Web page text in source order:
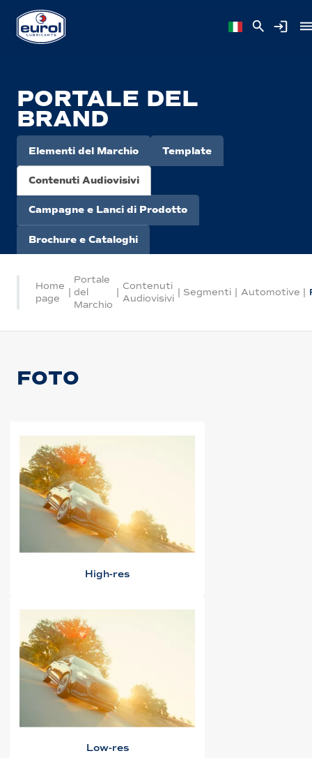
PORTALE DEL
BRAND
Elementi del Marchio Template
Contenuti Audiovisivi
Campagne e Lanci di Prodotto
Brochure e Cataloghi
Home
page
|
Portale
del
Marchio
|
Contenuti
Audiovisivi
| Segmenti | Automotive |
FOTO
High-res
Low-res